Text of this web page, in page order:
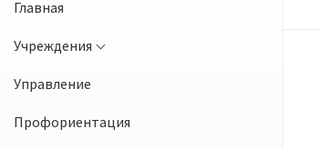
Главная
Учреждения
Управление
Профориентация